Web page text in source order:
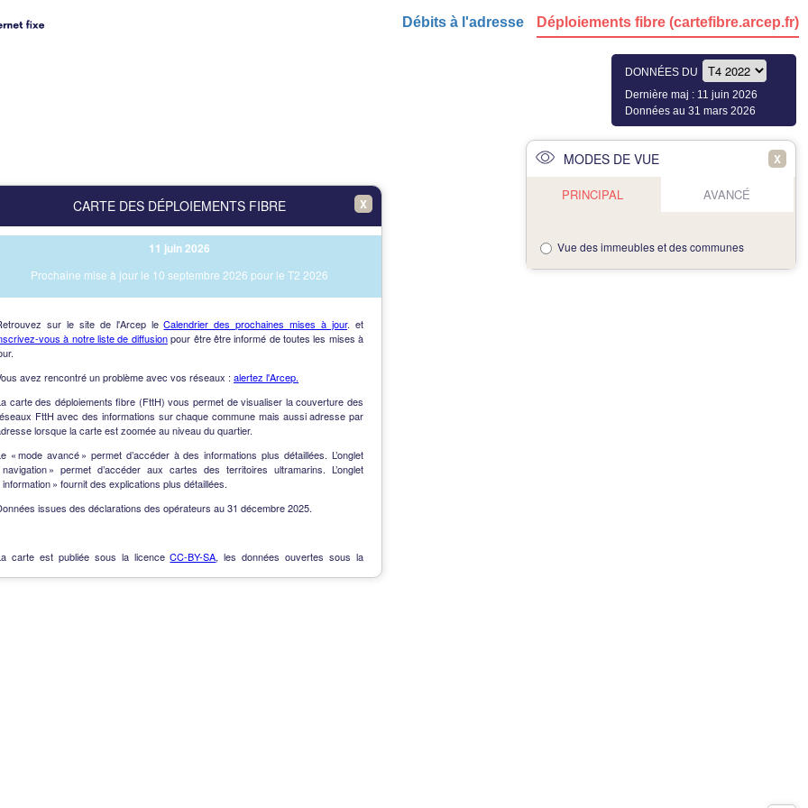
Débits à l'adresse Déploiements fibre (cartefibre.arcep.fr)
DONNÉES DU
Dernière maj : 11 juin 2026
Données au 31 mars 2026
MODES DE VUE X
PRINCIPAL AVANCÉ
Vue des immeubles et des communes
X
CARTE DES DÉPLOIEMENTS FIBRE
11 juin 2026
Prochaine mise à jour le 10 septembre 2026 pour le T2 2026
sur le site de l'Arcep leCalendrier des prochaines mises à jour. et
vous à notre liste de diffusionpour être être informé de toutes les mises à
avez rencontré un problème avec vos réseaux : alertez l'Arcep.
carte des déploiements fibre (FttH) vous permet de visualiser la couverture des
FttH avec des informations sur chaque commune mais aussi adresse par
lorsque la carte est zoomée au niveau du quartier.
« mode avancé » permet d’accéder à des informations plus détaillées. L’onglet
navigation » permet d’accéder aux cartes des territoires ultramarins. L’onglet
information » fournit des explications plus détaillées.
issues des déclarations des opérateurs au 31 décembre 2025.
carte est publiée sous la licenceCC-BY-SA, les données ouvertes sous la